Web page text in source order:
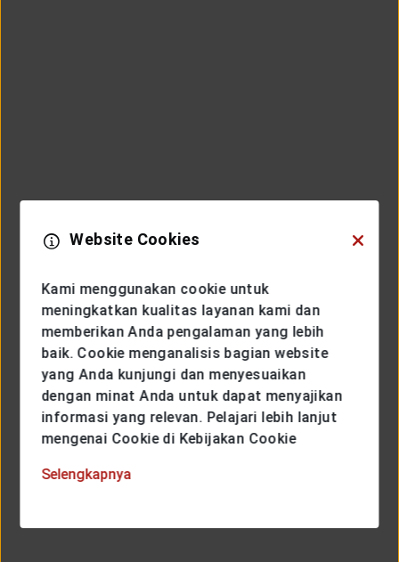
Website Cookies
Kami menggunakan cookie untuk
meningkatkan kualitas layanan kami dan
memberikan Anda pengalaman yang lebih
baik. Cookie menganalisis bagian website
yang Anda kunjungi dan menyesuaikan
dengan minat Anda untuk dapat menyajikan
informasi yang relevan. Pelajari lebih lanjut
mengenai Cookie di Kebijakan Cookie
Selengkapnya